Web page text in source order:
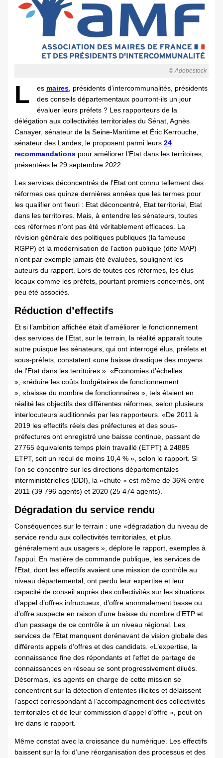
© Adobestock
L es maires, présidents d’intercommunalités, présidents
des conseils départementaux pourront-ils un jour
évaluer leurs préfets ? Les rapporteurs de la
délégation aux collectivités territoriales du Sénat, Agnès
Canayer, sénateur de la Seine-Maritime et Éric Kerrouche,
sénateur des Landes, le proposent parmi leurs 24
recommandations pour améliorer l’Etat dans les territoires,
présentées le 29 septembre 2022.
Les services déconcentrés de l’Etat ont connu tellement des
réformes ces quinze dernières années que les termes pour
les qualifier ont fleuri : Etat déconcentré, Etat territorial, Etat
dans les territoires. Mais, à entendre les sénateurs, toutes
ces réformes n’ont pas été véritablement efficaces. La
révision générale des politiques publiques (la fameuse
RGPP) et la modernisation de l’action publique (dite MAP)
n’ont par exemple jamais été évaluées, soulignent les
auteurs du rapport. Lors de toutes ces réformes, les élus
locaux comme les préfets, pourtant premiers concernés, ont
peu été associés.
Réduction d’effectifs
Et si l’ambition affichée était d’améliorer le fonctionnement
des services de l’Etat, sur le terrain, la réalité apparaît toute
autre puisque les sénateurs, qui ont interrogé élus, préfets et
sous-préfets, constatent «une baisse drastique des moyens
de l’Etat dans les territoires ». «Economies d’échelles
», «réduire les coûts budgétaires de fonctionnement
», «baisse du nombre de fonctionnaires », tels étaient en
réalité les objectifs des différentes réformes, selon plusieurs
interlocuteurs auditionnés par les rapporteurs. «De 2011 à
2019 les effectifs réels des préfectures et des sous-
préfectures ont enregistré une baisse continue, passant de
27765 équivalents temps plein travaillé (ETPT) à 24885
ETPT, soit un recul de moins 10,4 % », selon le rapport. Si
l’on se concentre sur les directions départementales
interministérielles (DDI), la «chute » est même de 36% entre
2011 (39 796 agents) et 2020 (25 474 agents).
Dégradation du service rendu
Conséquences sur le terrain : une «dégradation du niveau de
service rendu aux collectivités territoriales, et plus
généralement aux usagers », déplore le rapport, exemples à
l’appui. En matière de commande publique, les services de
l’Etat, dont les effectifs avaient une mission de contrôle au
niveau départemental, ont perdu leur expertise et leur
capacité de conseil auprès des collectivités sur les situations
d’appel d’offres infructueux, d’offre anormalement basse ou
d’offre suspecte en raison d’une baisse du nombre d’ETP et
d’un passage de ce contrôle à un niveau régional. Les
services de l’Etat manquent dorénavant de vision globale des
différents appels d’offres et des candidats. «L’expertise, la
connaissance fine des répondants et l’effet de partage de
connaissances en réseau se sont progressivement dilués.
Désormais, les agents en charge de cette mission se
concentrent sur la détection d’ententes illicites et délaissent
l’aspect correspondant à l’accompagnement des collectivités
territoriales et de leur commission d’appel d’offre », peut-on
lire dans le rapport.
Même constat avec la croissance du numérique. Les effectifs
baissent sur la foi d’une réorganisation des processus et des